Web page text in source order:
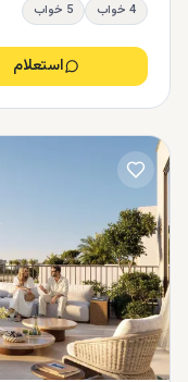
4 خواب
5 خواب
استعلام